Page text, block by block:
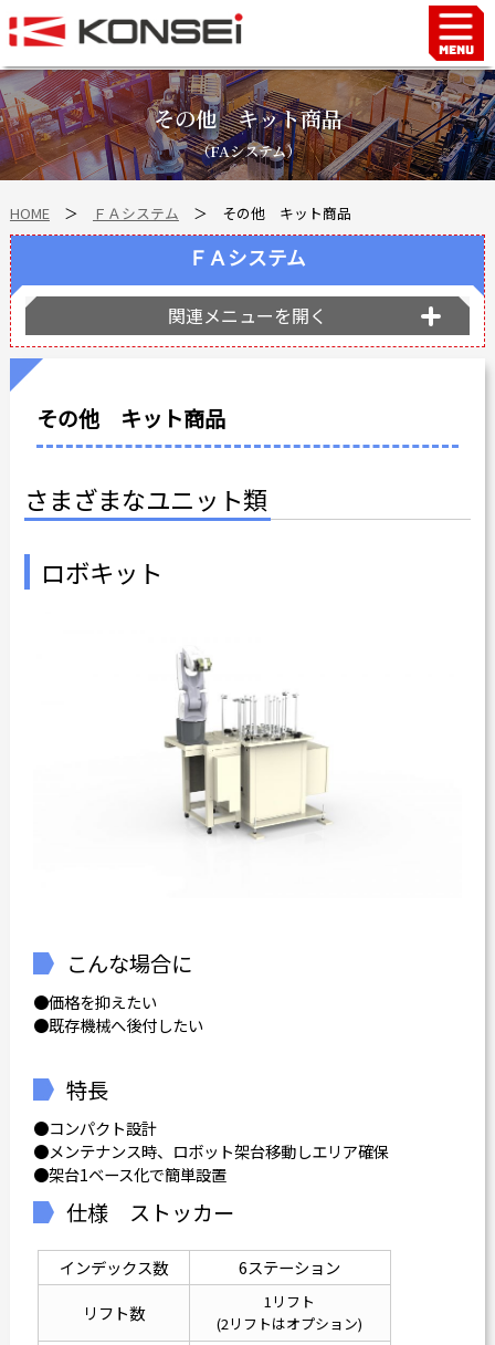
その他 キット商品
（FAシステム）
HOME＞ ＦＡシステム ＞ その他 キット商品
その他 キット商品
さまざまなユニット類
ロボキット
こんな場合に
●価格を抑えたい
●既存機械へ後付したい
特長
●コンパクト設計
●メンテナンス時、ロボット架台移動しエリア確保
●架台1ベース化で簡単設置
仕様 ストッカー
インデックス数
6ステーション
リフト数
1リフト
(2リフトはオプション)
ＦＡシステム
関連メニューを開く
Home
ハンド＆チャックロボット周辺機器
FAシステム
スマートファクトリーLabo
自動車部品
会社沿革
事業所案内
ショールーム
個人情報の取り扱い
最新情報
カタログダウンロード
よくある質問
English